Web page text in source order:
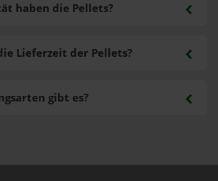
gibt es?
haben die Pellets?
Lieferzeit der Pellets?